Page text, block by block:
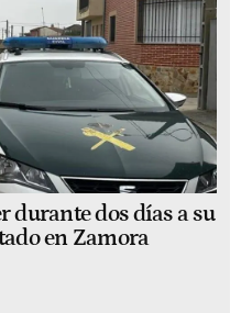
durante dos días a su
en Zamora